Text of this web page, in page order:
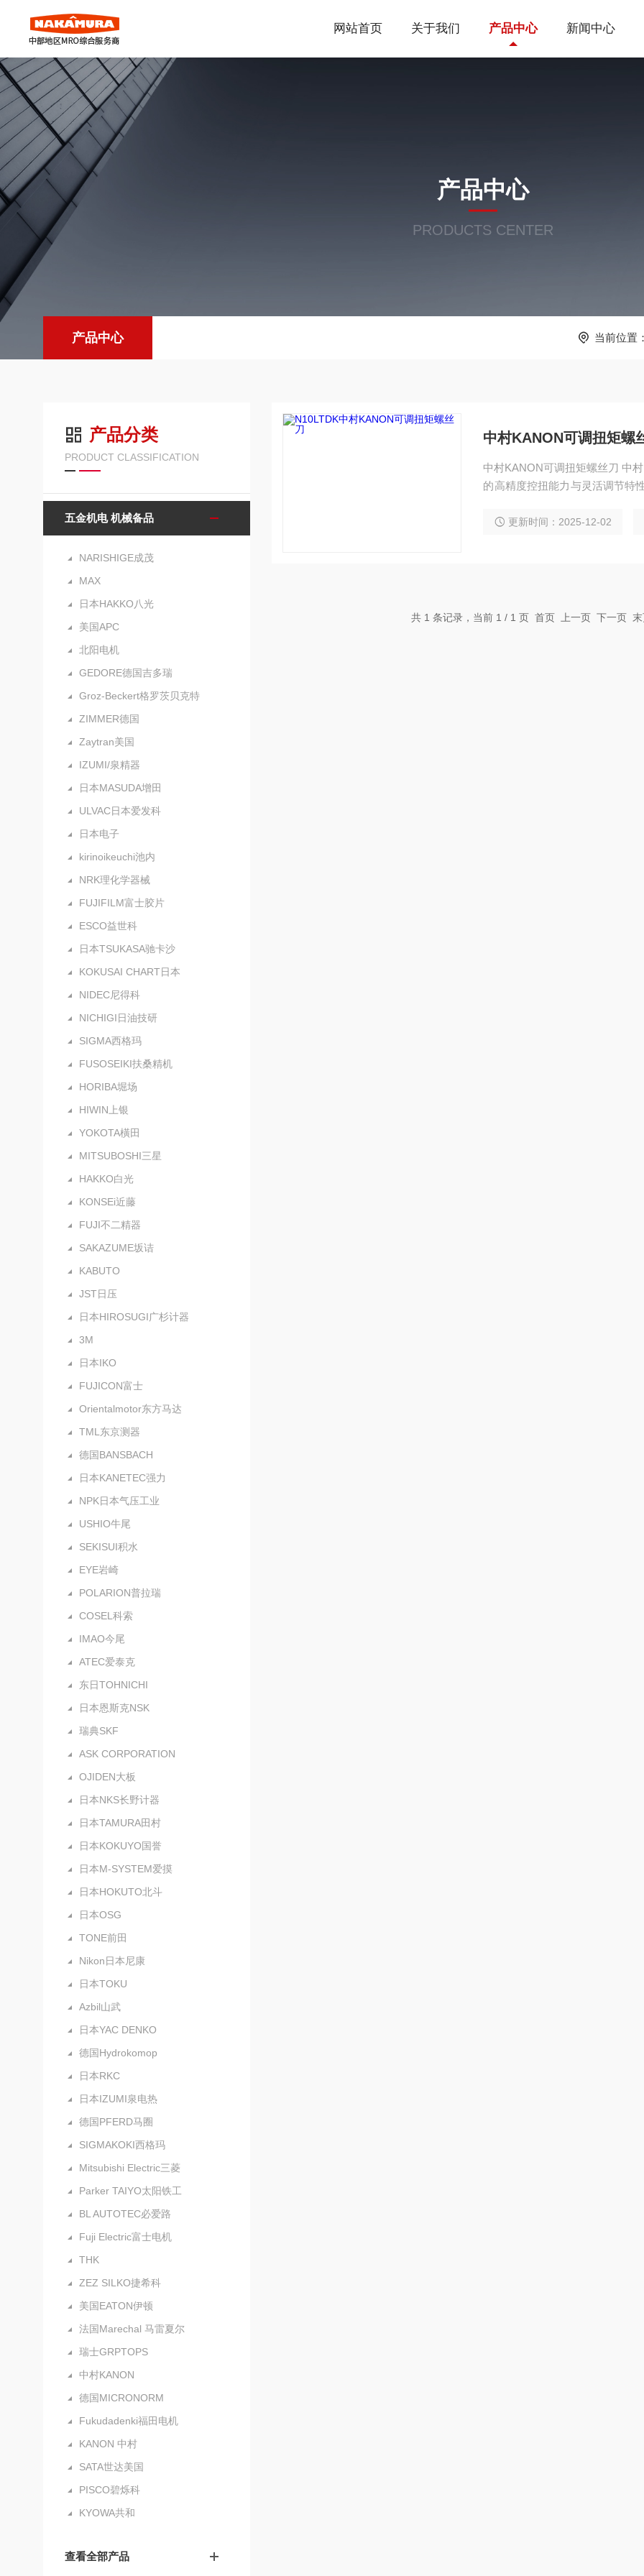
网站首页 关于我们 产品中心 新闻中心
产品中心
PRODUCTS CENTER
产品中心 当前位置
产品分类
PRODUCT CLASSIFICATION
五金机电 机械备品
NARISHIGE成茂
MAX
日本HAKKO八光
美国APC
北阳电机
GEDORE德国吉多瑞
Groz-Beckert格罗茨贝克特
ZIMMER德国
Zaytran美国
IZUMI/泉精器
日本MASUDA增田
ULVAC日本爱发科
日本电子
kirinoikeuchi池内
NRK理化学器械
FUJIFILM富士胶片
ESCO益世科
日本TSUKASA驰卡沙
KOKUSAI CHART日本
NIDEC尼得科
NICHIGI日油技研
SIGMA西格玛
FUSOSEIKI扶桑精机
HORIBA堀场
HIWIN上银
YOKOTA橫田
MITSUBOSHI三星
HAKKO白光
KONSEi近藤
FUJI不二精器
SAKAZUME坂诘
KABUTO
JST日压
日本HIROSUGI广杉计器
3M
日本IKO
FUJICON富士
Orientalmotor东方马达
TML东京测器
德国BANSBACH
日本KANETEC强力
NPK日本气压工业
USHIO牛尾
SEKISUI积水
EYE岩崎
POLARION普拉瑞
COSEL科索
IMAO今尾
ATEC爱泰克
东日TOHNICHI
日本恩斯克NSK
瑞典SKF
ASK CORPORATION
OJIDEN大板
日本NKS长野计器
日本TAMURA田村
日本KOKUYO国誉
日本M-SYSTEM爱摸
日本HOKUTO北斗
日本OSG
TONE前田
Nikon日本尼康
日本TOKU
Azbil山武
日本YAC DENKO
德国Hydrokomop
日本RKC
日本IZUMI泉电热
德国PFERD马圈
SIGMAKOKI西格玛
Mitsubishi Electric三菱
Parker TAIYO太阳铁工
BL AUTOTEC必爱路
Fuji Electric富士电机
THK
ZEZ SILKO捷希科
美国EATON伊顿
法国Marechal 马雷夏尔
瑞士GRPTOPS
中村KANON
德国MICRONORM
Fukudadenki福田电机
KANON 中村
SATA世达美国
PISCO碧烁科
KYOWA共和
查看全部产品
中村KANON可调扭矩螺
中村KANON可调扭矩螺丝刀 中
的高精度控扭能力与灵活调节特
牌针对低扭矩精密紧固需求打
更新时间：2025-12-02
共 1 条记录，当前 1 / 1 页 首页 上一页 下一页